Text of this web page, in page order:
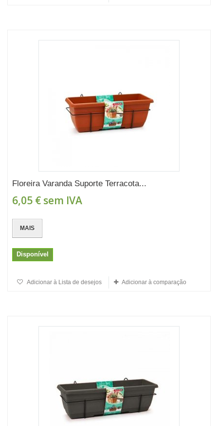
Floreira Varanda Suporte Terracota...
6,05 € sem IVA
MAIS
Disponível
Adicionar à Lista de desejos Adicionar à comparação